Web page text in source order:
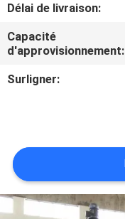
NOUS
DEMANDEZ
UNE
PLAN
DU
SITE
Délai de livraison:
Capacité
d'approvisionnement:
Surligner: